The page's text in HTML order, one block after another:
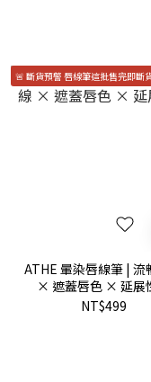
🚨 斷貨預警 唇線筆這批售完即斷
ATHE 暈染唇線筆 | 流
× 遮蓋唇色 × 延展
NT$499